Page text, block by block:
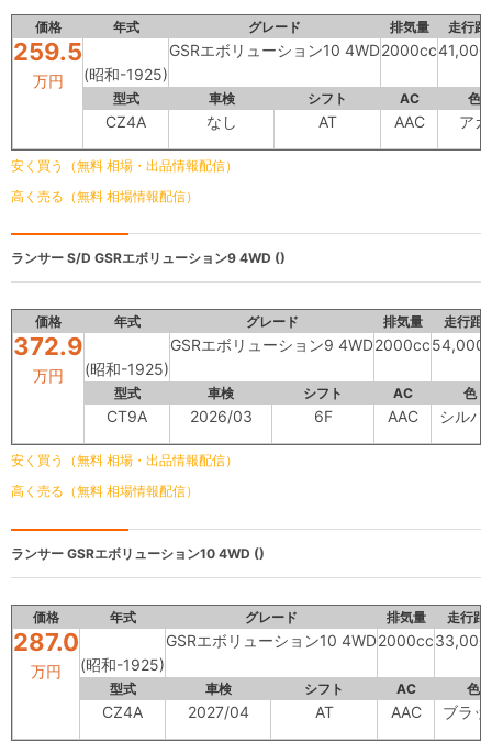
価格 年式 グレード 排気量 走行距
259.5
万円 (昭和-1925)
GSRエボリューション10 4WD2000cc
型式 車検 シフト AC 色
CZ4A なし AT AAC アカ
安く買う（無料 相場・出品情報配信）
高く売る（無料 相場情報配信）
ランサー S/D GSRエボリューション9 4WD ()
価格 年式 グレード 排気量 走行距
372.9
万円 (昭和-1925)
GSRエボリューション9 4WD2000cc
型式 車検 シフト AC 色
CT9A 2026/03 6F AAC シルバ
安く買う（無料 相場・出品情報配信）
高く売る（無料 相場情報配信）
ランサー GSRエボリューション10 4WD ()
価格 年式 グレード 排気量 走行距
287.0
万円 (昭和-1925)
GSRエボリューション10 4WD2000cc
型式 車検 シフト AC 色
CZ4A 2027/04 AT AAC ブラッ